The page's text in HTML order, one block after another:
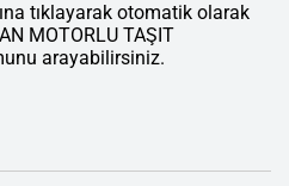
tıklayarak otomatik olarak
MOTORLU TAŞIT
arayabilirsiniz.